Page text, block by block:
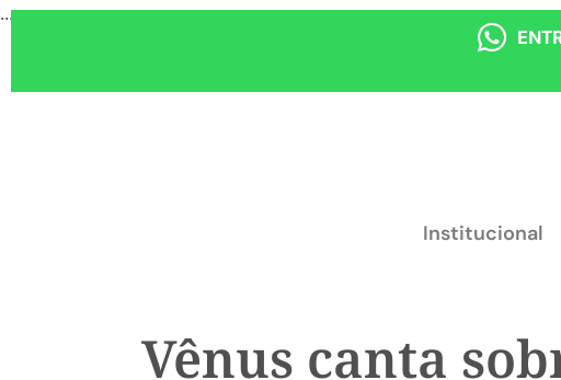
...
Institucional
Vênus canta